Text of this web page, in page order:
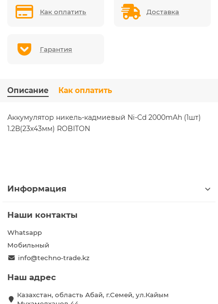
Как оплатить Доставка
Гарантия
Описание Как оплатить
Аккумулятор никель-кадмиевый Ni-Cd 2000mAh (1шт)
1.2В(23х43мм) ROBITON
Информация
Наши контакты
Whatsapp
Мобильный
info@techno-trade.kz
Наш адрес
Казахстан, область Абай, г.Семей, ул.Кайым